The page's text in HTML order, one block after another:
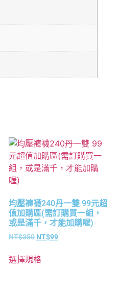
均壓褲襪240丹一雙 99元超
值加購區(需訂購買一組，
或是滿千，才能加購喔)
NT$350 NT$99
選擇規格